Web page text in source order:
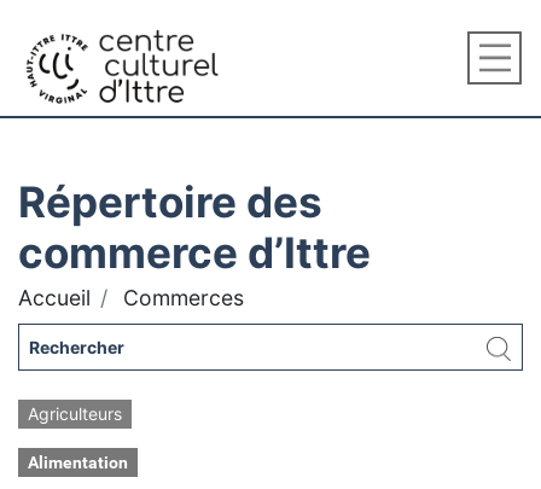
Répertoire des
commerce d’Ittre
Accueil Commerces
Agriculteurs
Alimentation